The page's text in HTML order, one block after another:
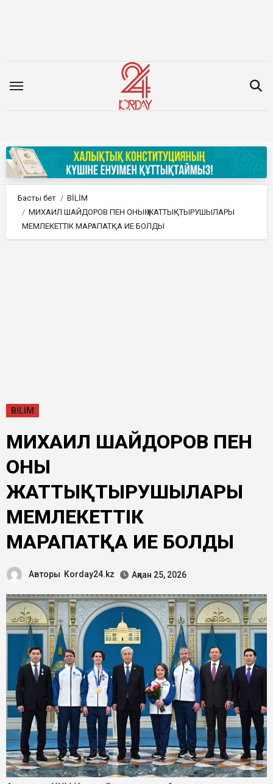
Басты бет
BİLİM
МИХАИЛ ШАЙДОРОВ ПЕН ОНЫҢ ЖАТТЫҚТЫРУШЫЛАРЫ
МЕМЛЕКЕТТІК МАРАПАТҚА ИЕ БОЛДЫ
BİLİM
МИХАИЛ ШАЙДОРОВ ПЕН
ОНЫҢ
ЖАТТЫҚТЫРУШЫЛАРЫ
МЕМЛЕКЕТТІК
МАРАПАТҚА ИЕ БОЛДЫ
Авторы Korday24.kz Ақпан 25, 2026